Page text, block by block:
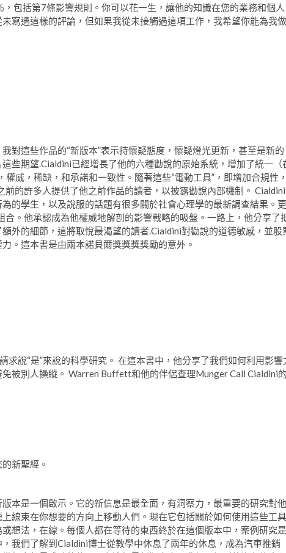
包括第7條影響規則。你可以花一生，讓他的知識在您的業務和個人
寫過這樣的評論，但如果我從未接觸過這項工作，我希望你能為我做
對這些作品的“新版本”表示持懷疑態度，懷疑燈光更新，甚至是新的
些期望.Cialdini已經增長了他的六種勸說的原始系統，增加了統一（
威，稀缺，和承諾和一致性。隨著這些“電動工具”，即增加合規性
的許多人提供了他之前作品的讀者，以披露勸說內部機制。 Cialdini
的學生，以及說服的話題有很多關於社會心理學的最新調查結果。更
。他承認成為他權威地解剖的影響戰略的吸盤。一路上，他分享了
外的細節，這將取悅最渴望的讀者.Cialdini對勸說的道德敏感，並股
。這本書是由兩本諾貝爾獎獎獎獎勵的意外。
說“是”來說的科學研究。 在這本書中，他分享了我們如何利用影響
被別人操縱。 Warren Buffett和他的伴侶查理Munger Call Cialdini
新聖經。
本是一個啟示。它的新信息是最全面，有洞察力，最重要的研究對他
線束在你想要的方向上移動人們。現在它包括關於如何使用這些工具
想法，在線。每個人都在等待的東西終於在這個版本中，案例研究是
我們了解到Cialdini博士從教學中休息了兩年的休息，成為汽車推銷